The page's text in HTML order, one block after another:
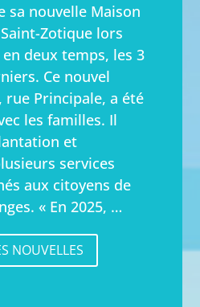
sa nouvelle Maison
Zotique lors
en deux temps, les 3
Ce nouvel
rue Principale, a été
les familles. Il
et
services
aux citoyens de
« En 2025, …
NOUVELLES